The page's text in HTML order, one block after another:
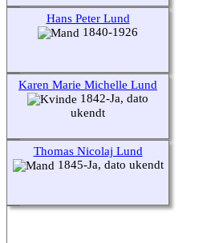
Hans Peter Lund
1840-1926
Karen Marie Michelle Lund
1842-Ja, dato
ukendt
Thomas Nicolaj Lund
1845-Ja, dato ukendt